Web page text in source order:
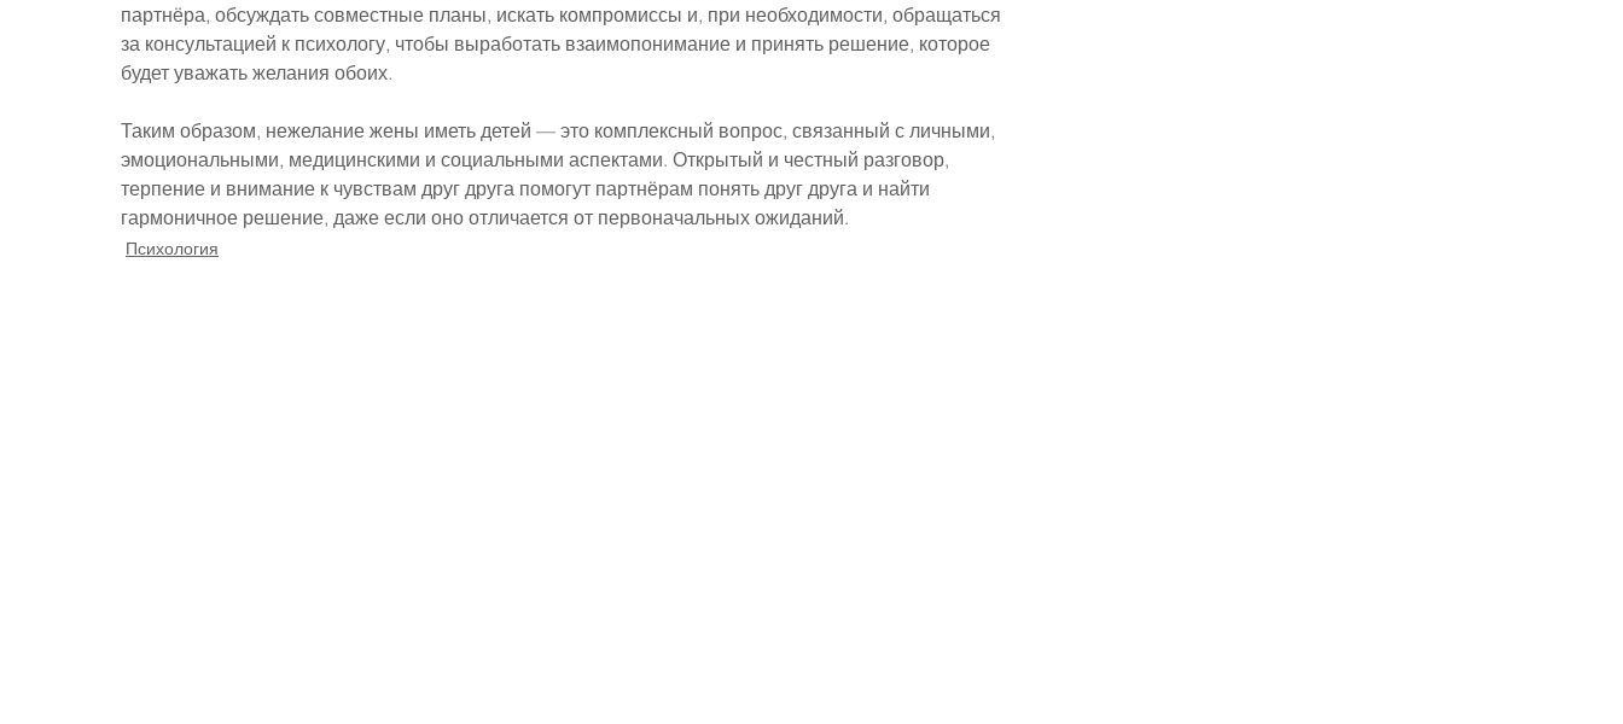
партнёра, обсуждать совместные планы, искать компромиссы и, при необходимости, обращаться
за консультацией к психологу, чтобы выработать взаимопонимание и принять решение, которое
будет уважать желания обоих.
Таким образом, нежелание жены иметь детей — это комплексный вопрос, связанный с личными,
эмоциональными, медицинскими и социальными аспектами. Открытый и честный разговор,
терпение и внимание к чувствам друг друга помогут партнёрам понять друг друга и найти
гармоничное решение, даже если оно отличается от первоначальных ожиданий.
Психология